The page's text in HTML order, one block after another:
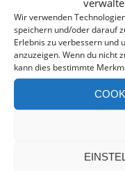
Wir verwenden
speichern und/oder darauf
Erlebnis zu verbessern und
anzuzeigen. Wenn du nicht
kann dies bestimmte
Deine individuelle
in Deutschland
Bei einer Anfrage
automatisch einen
Buchung kommt,